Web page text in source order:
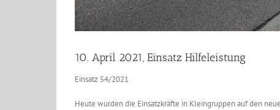
10. April 2021, Einsatz Hilfeleistung
Einsatz 54/2021
Heute wurden die Einsatzkräfte in Kleingruppen auf den